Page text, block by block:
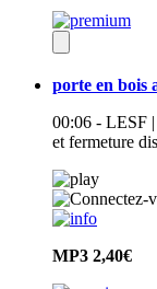
porte en bois
00:06 - LESF
et fermeture
MP3 2,40€